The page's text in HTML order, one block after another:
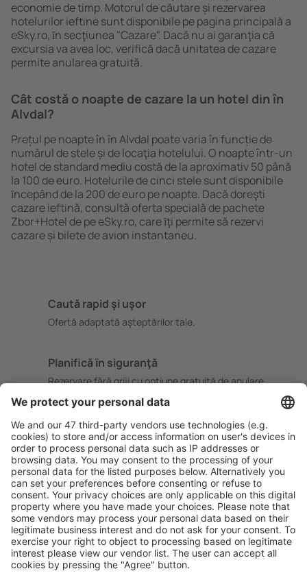
economie de timp. Motorul de căutare și rezervarea
hotelurilor ieftine sunt disponibile pe pagina principală a
eSky.ro, ȋn secţiunea "Cazare". Dacă nu ai garanţia că
excursia va avea loc, verifică dacă unitatea de cazare
permite anularea gratuită.
Cât costă o noapte de cazare la un hotel din în
Alvdal?
Prețul pe noapte în în Alvdal poate varia în funcție de
numărul de stele și de locaţia hotelului. O noapte într-un
hotel de standard mediu costă de la aproximativ 50 până
la 100 de euro. Hotelurile de cinci stele sunt disponibile
ȋncepând de la 200 de euro pe noapte. Dacă doreşti
cazare ieftină, consultă oferta specială de pachete
Zbor+Hotel de pe eSky.ro, care ȋţi permite să rezervi
cazare și bilete de avion instantaneu.
Caută rapid şi uşor
Ofertă adaptată aşteptărilor tale.
Planifică ȋn siguranţă
Rezervare fără griji cu opțiune gratuită de anulare.
Economiseşte mai mult
Prețuri atractive și oferte speciale pentru utilizatorii
conectați.
Cazarea preferată
Alege din peste 1,3 mil. de opţiuni: hoteluri, cabane,
apartamente și altele.
Cele mai căutate hoteluri de către utilizatorii eSky